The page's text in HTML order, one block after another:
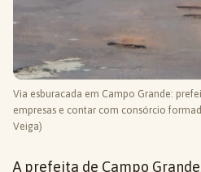
Via esburacada em Campo Grande:
empresas e contar com consórcio
Veiga)
A prefeita de Campo